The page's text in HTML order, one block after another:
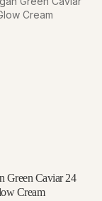
Green Caviar 24
Cream